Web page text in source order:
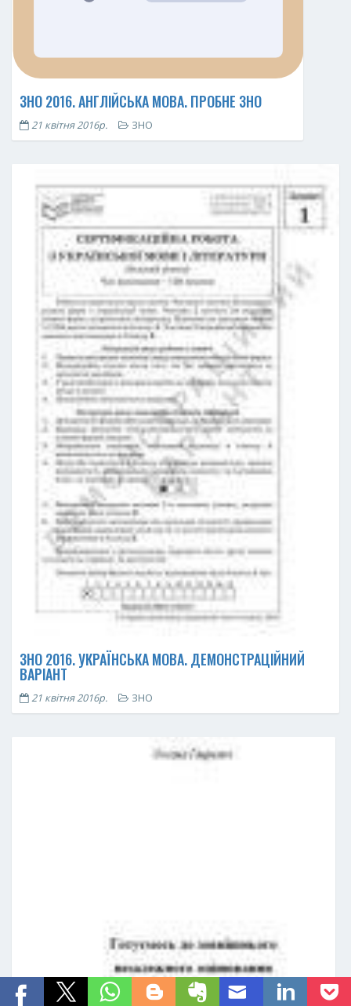
ЗНО 2016. АНГЛІЙСЬКА МОВА. ПРОБНЕ ЗНО
21 квітня 2016р. ЗНО
ЗНО 2016. УКРАЇНСЬКА МОВА. ДЕМОНСТРАЦІЙНИЙ
ВАРІАНТ
21 квітня 2016р. ЗНО